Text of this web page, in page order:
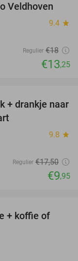
26%
Veldhoven
9.4 star
Regulier €18
€13,25
43%
+ drankje naar
9.8 star
Regulier €17,50
€9,95
26%
+ koffie of